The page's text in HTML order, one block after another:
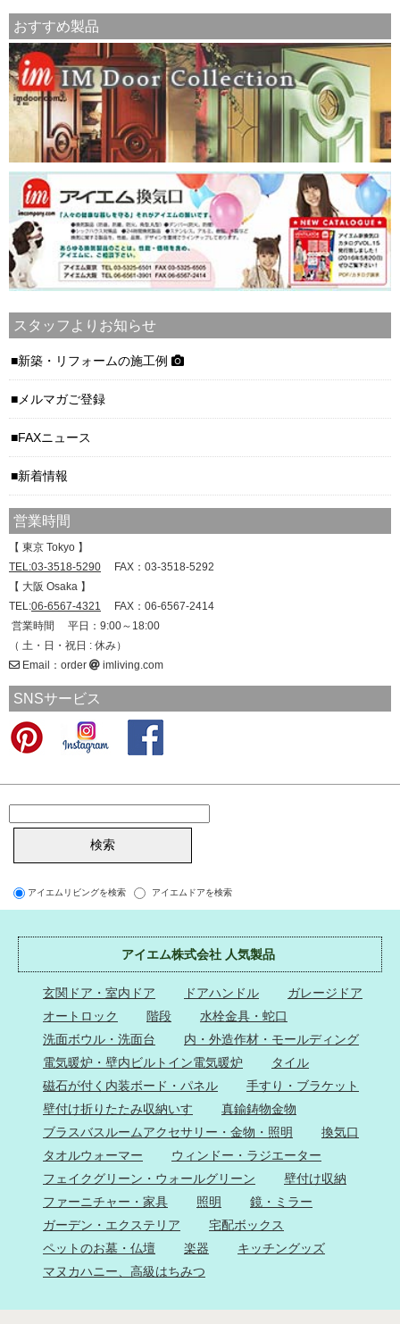
おすすめ製品
スタッフよりお知らせ
新築・リフォームの施工例
メルマガご登録
FAXニュース
新着情報
営業時間
【 東京 Tokyo 】
TEL:03-3518-5290 FAX：03-3518-5292
【 大阪 Osaka 】
TEL:06-6567-4321 FAX：06-6567-2414
営業時間 平日：9:00～18:00
（ 土・日・祝日 : 休み）
Email：order
imliving.com
SNSサービス
アイエムリビングを検索 アイエムドアを検索
アイエム株式会社 人気製品
玄関ドア・室内ドア ドアハンドル
ガレージドア
オートロック
階段
水栓金具・蛇口
洗面ボウル・洗面台
内・外造作材・モールディング
電気暖炉・壁内ビルトイン電気暖炉
タイル
磁石が付く内装ボード・パネル
手すり・ブラケット
壁付け折りたたみ収納いす
真鍮鋳物金物
ブラスバスルームアクセサリー・金物・照明
換気口
タオルウォーマー
ウィンドー・ラジエーター
フェイクグリーン・ウォールグリーン
壁付け収納
ファーニチャー・家具
照明
鏡・ミラー
ガーデン・エクステリア
宅配ボックス
ペットのお墓・仏壇
楽器
キッチングッズ
マヌカハニー、高級はちみつ